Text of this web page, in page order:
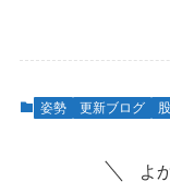
姿勢 更新ブログ
よ